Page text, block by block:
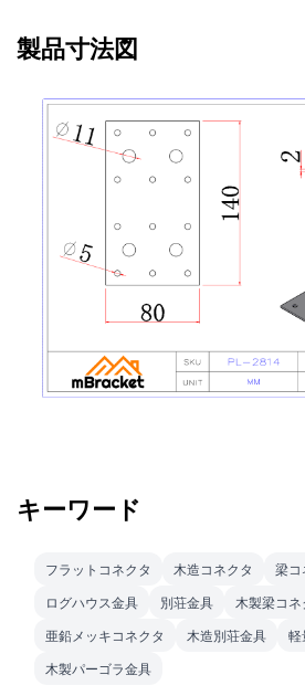
製品寸法図
キーワード
フラットコネクタ 木造コネクタ
梁コ
ログハウス金具
別荘金具
木製梁コネ
亜鉛メッキコネクタ
木造別荘金具
軽
木製パーゴラ金具